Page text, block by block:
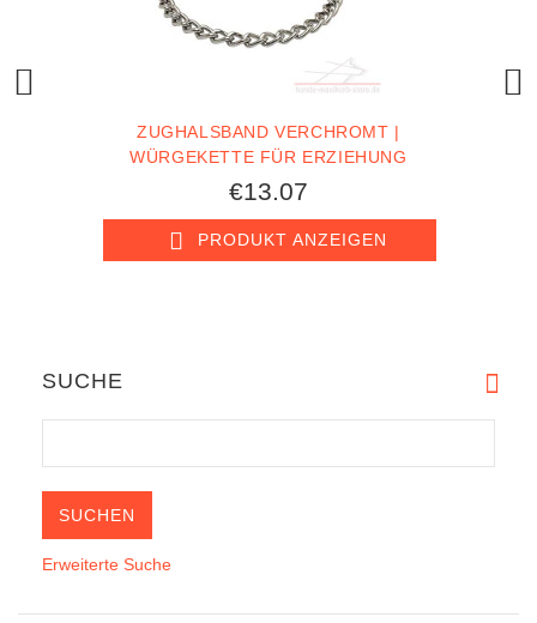
ZUGHALSBAND VERCHROMT |
WÜRGEKETTE FÜR ERZIEHUNG
€13.07
PRODUKT ANZEIGEN
SUCHE
Erweiterte Suche